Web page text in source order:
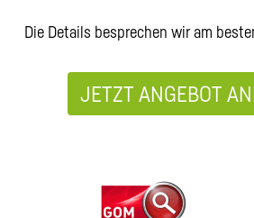
Die Details besprechen wir am
JETZT ANGEBOT